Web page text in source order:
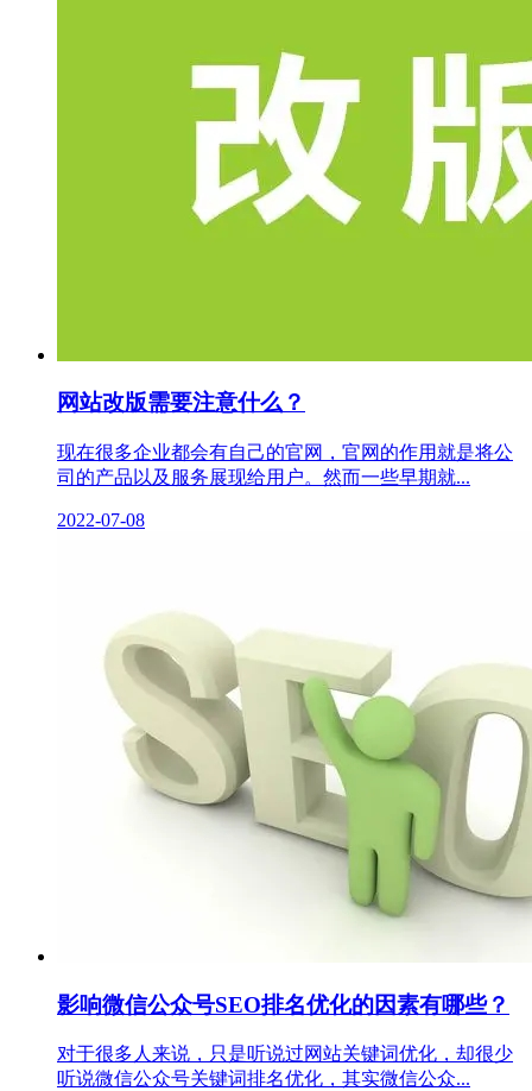
网站改版需要注意什么？
现在很多企业都会有自己的官网，官网的作用就是将公
司的产品以及服务展现给用户。然而一些早期就...
2022-07-08
影响微信公众号SEO排名优化的因素有哪些？
对于很多人来说，只是听说过网站关键词优化，却很少
听说微信公众号关键词排名优化，其实微信公众...